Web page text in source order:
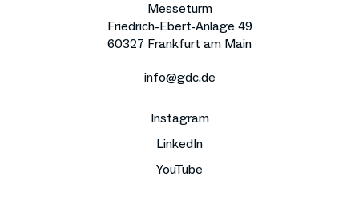
Messeturm
Friedrich-Ebert-Anlage 49
60327 Frankfurt am Main
info@gdc.de
Instagram
LinkedIn
YouTube